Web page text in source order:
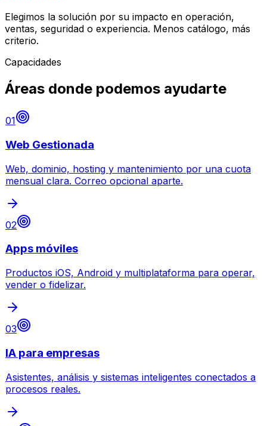
Elegimos la solución por su impacto en operación,
ventas, seguridad o experiencia. Menos catálogo, más
criterio.
Capacidades
Áreas donde podemos ayudarte
01
Web Gestionada
Web, dominio, hosting y mantenimiento por una cuota
mensual clara. Correo opcional aparte.
02
Apps móviles
Productos iOS, Android y multiplataforma para operar,
vender o fidelizar.
03
IA para empresas
Asistentes, análisis y sistemas inteligentes conectados a
procesos reales.